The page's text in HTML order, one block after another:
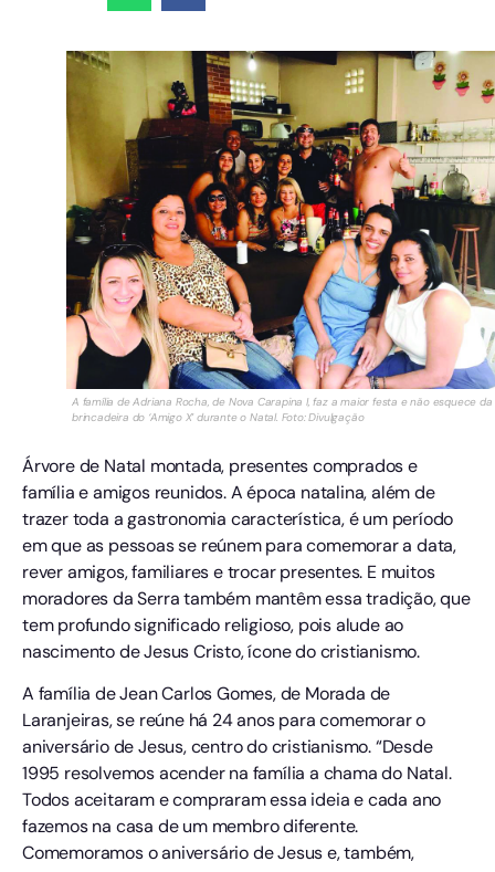
A família de Adriana Rocha, de Nova Carapina I, faz a maior festa e não esquece da
brincadeira do ‘Amigo X’ durante o Natal. Foto: Divulgação
Árvore de Natal montada, presentes comprados e
família e amigos reunidos. A época natalina, além de
trazer toda a gastronomia característica, é um período
em que as pessoas se reúnem para comemorar a data,
rever amigos, familiares e trocar presentes. E muitos
moradores da Serra também mantêm essa tradição, que
tem profundo significado religioso, pois alude ao
nascimento de Jesus Cristo, ícone do cristianismo.
A família de Jean Carlos Gomes, de Morada de
Laranjeiras, se reúne há 24 anos para comemorar o
aniversário de Jesus, centro do cristianismo. “Desde
1995 resolvemos acender na família a chama do Natal.
Todos aceitaram e compraram essa ideia e cada ano
fazemos na casa de um membro diferente.
Comemoramos o aniversário de Jesus e, também,